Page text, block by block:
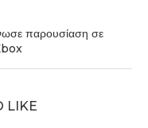
παρουσίαση σε
LIKE